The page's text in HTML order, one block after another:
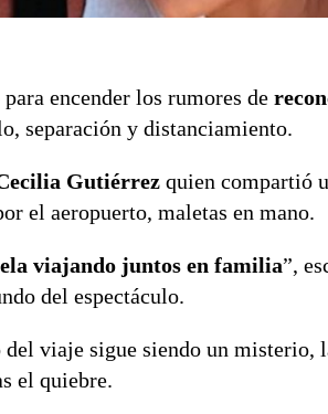
encender los rumores de
separación y distanciamiento.
Gutiérrez quien compartió
el aeropuerto, maletas en mano.
viajando juntos en familia”,
del espectáculo.
viaje sigue siendo un misterio,
el quiebre.